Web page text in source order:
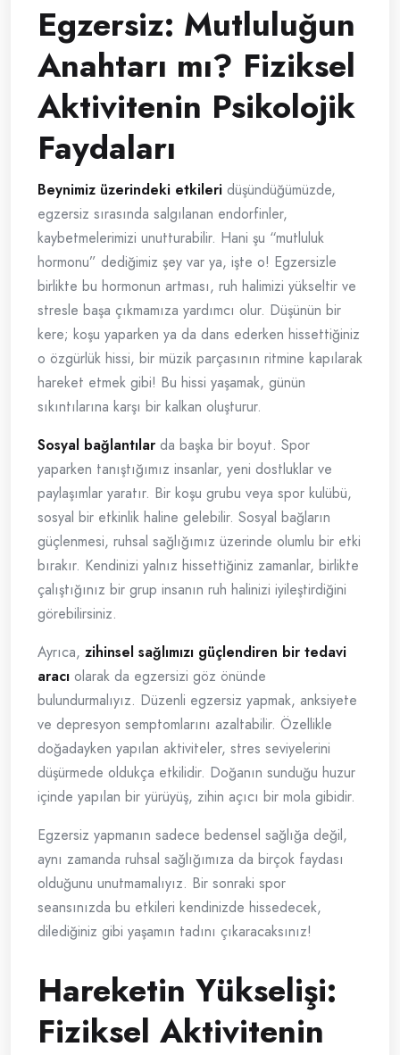
Egzersiz: Mutluluğun
Anahtarı mı? Fiziksel
Aktivitenin Psikolojik
Faydaları
Beynimiz üzerindeki etkileri düşündüğümüzde,
egzersiz sırasında salgılanan endorfinler,
kaybetmelerimizi unutturabilir. Hani şu “mutluluk
hormonu” dediğimiz şey var ya, işte o! Egzersizle
birlikte bu hormonun artması, ruh halimizi yükseltir ve
stresle başa çıkmamıza yardımcı olur. Düşünün bir
kere; koşu yaparken ya da dans ederken hissettiğiniz
o özgürlük hissi, bir müzik parçasının ritmine kapılarak
hareket etmek gibi! Bu hissi yaşamak, günün
sıkıntılarına karşı bir kalkan oluşturur.
Sosyal bağlantılar da başka bir boyut. Spor
yaparken tanıştığımız insanlar, yeni dostluklar ve
paylaşımlar yaratır. Bir koşu grubu veya spor kulübü,
sosyal bir etkinlik haline gelebilir. Sosyal bağların
güçlenmesi, ruhsal sağlığımız üzerinde olumlu bir etki
bırakır. Kendinizi yalnız hissettiğiniz zamanlar, birlikte
çalıştığınız bir grup insanın ruh halinizi iyileştirdiğini
görebilirsiniz.
Ayrıca, zihinsel sağlımızı güçlendiren bir tedavi
aracı olarak da egzersizi göz önünde
bulundurmalıyız. Düzenli egzersiz yapmak, anksiyete
ve depresyon semptomlarını azaltabilir. Özellikle
doğadayken yapılan aktiviteler, stres seviyelerini
düşürmede oldukça etkilidir. Doğanın sunduğu huzur
içinde yapılan bir yürüyüş, zihin açıcı bir mola gibidir.
Egzersiz yapmanın sadece bedensel sağlığa değil,
aynı zamanda ruhsal sağlığımıza da birçok faydası
olduğunu unutmamalıyız. Bir sonraki spor
seansınızda bu etkileri kendinizde hissedecek,
dilediğiniz gibi yaşamın tadını çıkaracaksınız!
Hareketin Yükselişi:
Fiziksel Aktivitenin